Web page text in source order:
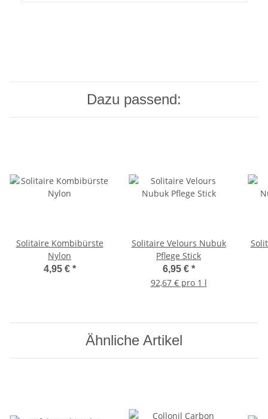
Dazu passend:
Solitaire Kombibürste
Nylon
4,95 € *
Solitaire Velours Nubuk
Pflege Stick
6,95 € *
92,67 € pro 1 l
Ähnliche Artikel